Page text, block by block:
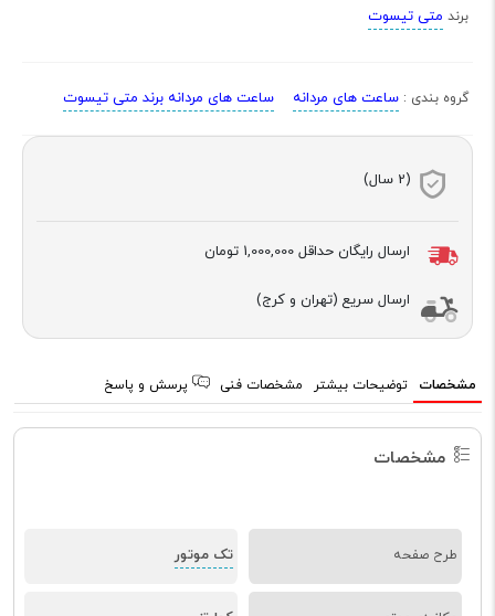
برند متی تیسوت
گروه بندی : ساعت های مردانه ساعت های مردانه برند متی تیسوت
(2 سال)
ارسال رایگان حداقل 1,000,000 تومان
ارسال سریع (تهران و کرج)
مشخصات توضیحات بیشتر مشخصات فنی پرسش و پاسخ
مشخصات
طرح صفحه تک موتور